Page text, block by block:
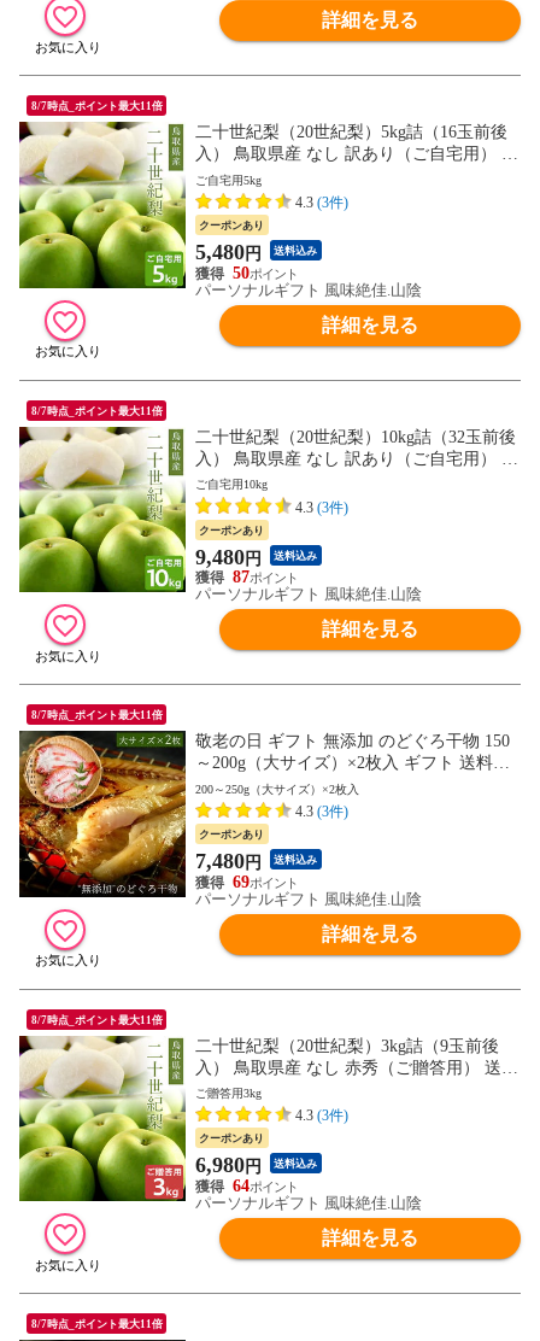
詳細を見る
8/7時点_ポイント最大11倍
二十世紀梨（20世紀梨）5kg詰（16玉前後
入） 鳥取県産 なし 訳あり（ご自宅用） 送
料無料（北海道・沖縄を除く）
ご自宅用5kg
4.3 (3件)
クーポンあり
5,480円 送料込み
50
パーソナルギフト 風味絶佳.山陰
詳細を見る
8/7時点_ポイント最大11倍
二十世紀梨（20世紀梨）10kg詰（32玉前後
入） 鳥取県産 なし 訳あり（ご自宅用） 送
料無料（北海道・沖縄を除く）
ご自宅用10kg
4.3 (3件)
クーポンあり
9,480円 送料込み
87
パーソナルギフト 風味絶佳.山陰
詳細を見る
8/7時点_ポイント最大11倍
敬老の日 ギフト 無添加 のどぐろ干物 150
～200g（大サイズ）×2枚入 ギフト 送料無
料（北海道・沖縄を除く）
200～250g（大サイズ）×2枚入
4.3 (3件)
クーポンあり
7,480円 送料込み
69
パーソナルギフト 風味絶佳.山陰
詳細を見る
8/7時点_ポイント最大11倍
二十世紀梨（20世紀梨）3kg詰（9玉前後
入） 鳥取県産 なし 赤秀（ご贈答用） 送料
無料（北海道・沖縄を除く）
ご贈答用3kg
4.3 (3件)
クーポンあり
6,980円 送料込み
64
パーソナルギフト 風味絶佳.山陰
詳細を見る
8/7時点_ポイント最大11倍